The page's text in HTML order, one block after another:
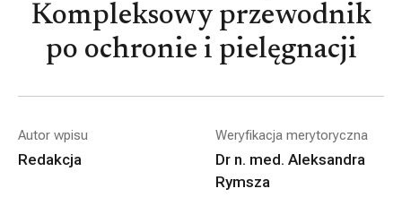
Kompleksowy przewodnik
po ochronie i pielęgnacji
Autor wpisu
Redakcja
Weryfikacja merytoryczna
Dr n. med. Aleksandra
Rymsza